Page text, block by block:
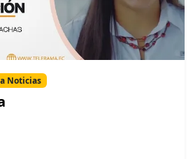
Noticias